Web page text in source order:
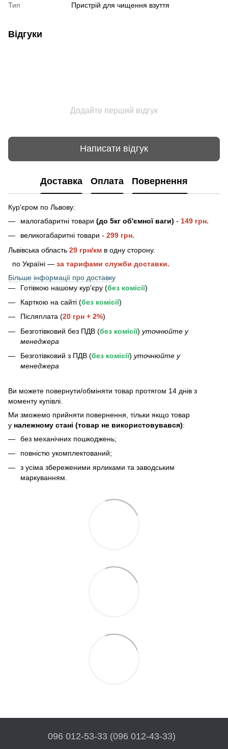
Тип Пристрій для чищення взуття
Відгуки
Додайте перший відгук
Написати відгук
Доставка Оплата Повернення
Кур'єром по Львову:
малогабаритні товари (до 5кг об'ємної ваги) - 149 грн.
великогабаритні товари - 299 грн.
Львівська область 29 грн/км в одну сторону.
по Україні — за тарифами служби доставки.
Більше інформації про доставку
Готівкою нашому кур'єру (без комісії)
Карткою на сайті (без комісії)
Післяплата (20 грн + 2%)
Безготівковий без ПДВ (без комісії) уточнюйте у
менеджера
Безготівковий з ПДВ (без комісії) уточнюйте у
менеджера
Bи можете повернути/обміняти товар протягом 14 днів з
моменту купівлі.
Ми зможемо прийняти повернення, тільки якщо товар
у належному стані (товар не використовувався):
без механічних пошкоджень;
повністю укомплектований;
з усіма збереженими ярликами та заводським
маркуванням.
096 012-53-33 (096 012-43-33)